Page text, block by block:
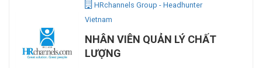
HRchannels Group - Headhunter
Vietnam
NHÂN VIÊN QUẢN LÝ CHẤT
LƯỢNG